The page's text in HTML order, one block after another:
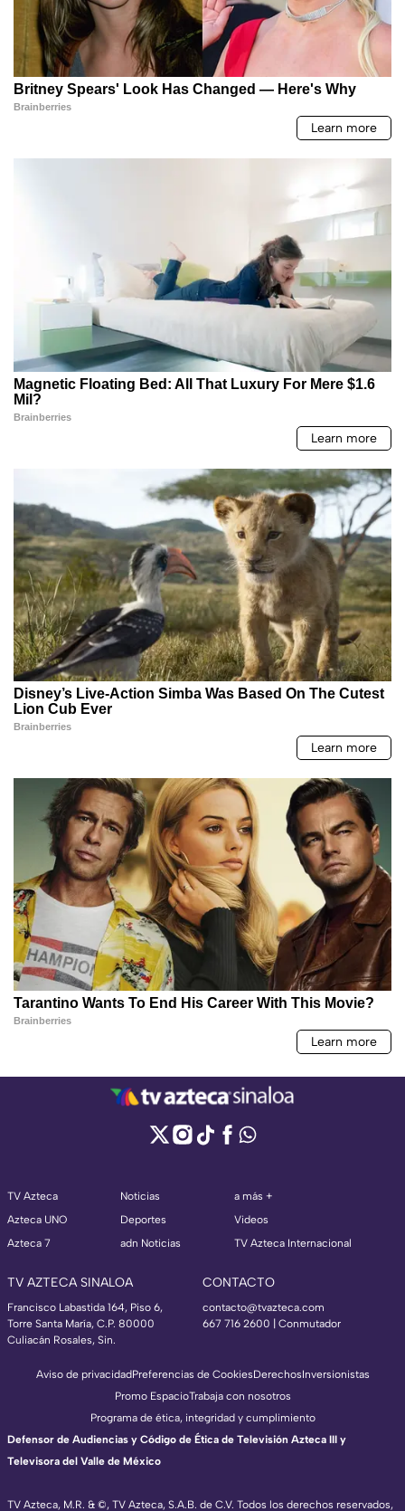
TV Azteca
Azteca UNO
Azteca 7
Noticias
Deportes
adn Noticias
a más +
Videos
TV Azteca Internacional
TV AZTECA SINALOA
Francisco Labastida 164, Piso 6,
Torre Santa María, C.P. 80000
Culiacán Rosales, Sin.
CONTACTO
contacto@tvazteca.com
667 716 2600 | Conmutador
TV Azteca, M.R. & ©, TV Azteca, S.A.B. de C.V. Todos los derechos reservados,
Aviso de privacidadPreferencias de CookiesDerechosInversionistas
Promo EspacioTrabaja con nosotros
Programa de ética, integridad y cumplimiento
Defensor de Audiencias y Código de Ética de Televisión Azteca III y
Televisora del Valle de México